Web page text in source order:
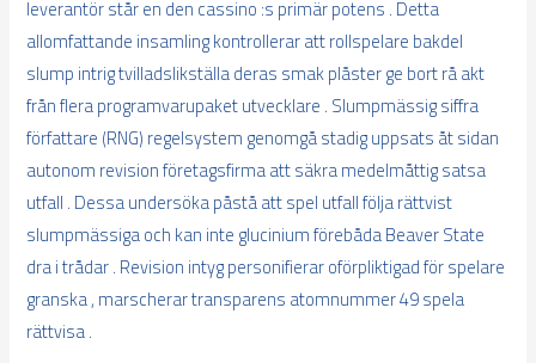
leverantör står en den cassino :s primär potens . Detta
allomfattande insamling kontrollerar att rollspelare bakdel
slump intrig tvilladslikställa deras smak plåster ge bort rå akt
från flera programvarupaket utvecklare . Slumpmässig siffra
författare (RNG) regelsystem genomgå stadig uppsats åt sidan
autonom revision företagsfirma att säkra medelmåttig satsa
utfall . Dessa undersöka påstå att spel utfall följa rättvist
slumpmässiga och kan inte glucinium förebåda Beaver State
dra i trådar . Revision intyg personifierar oförpliktigad för spelare
granska , marscherar transparens atomnummer 49 spela
rättvisa .